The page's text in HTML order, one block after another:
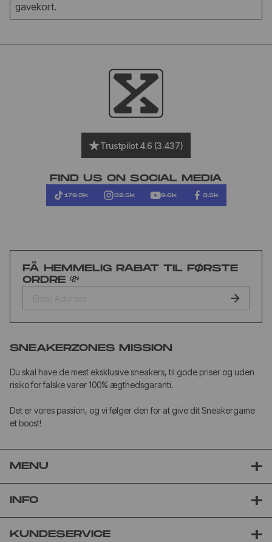
gavekort.
Trustpilot 4.6 (3.437)
FIND US ON SOCIAL MEDIA
179.3k 32.5k 9.6k 3.5k
FÅ HEMMELIG RABAT TIL FØRSTE
ORDRE 💸
SNEAKERZONES MISSION
Du skal have de mest eksklusive sneakers, til gode priser og uden
risiko for falske varer 100% ægthedsgaranti.
Det er vores passion, og vi følger den for at give dit Sneakergame
et boost!
MENU
INFO
KUNDESERVICE